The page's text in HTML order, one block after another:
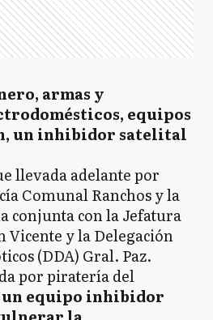
armas y
equipos
un inhibidor satelital
llevada adelante por
Comunal Ranchos y la
conjunta con la Jefatura
Vicente y la Delegación
(DDA) Gral. Paz.
por piratería del
equipo inhibidor